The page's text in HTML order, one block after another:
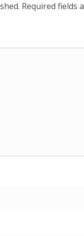
Required fields